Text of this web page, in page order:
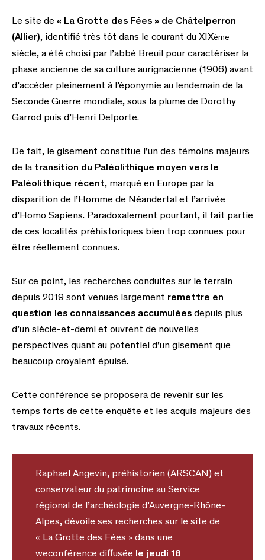
Le site de « La Grotte des Fées » de Châtelperron
(Allier), identifié très tôt dans le courant du XIXème
siècle, a été choisi par l’abbé Breuil pour caractériser la
phase ancienne de sa culture aurignacienne (1906) avant
d’accéder pleinement à l’éponymie au lendemain de la
Seconde Guerre mondiale, sous la plume de Dorothy
Garrod puis d’Henri Delporte.
De fait, le gisement constitue l’un des témoins majeurs
de la transition du Paléolithique moyen vers le
Paléolithique récent, marqué en Europe par la
disparition de l’Homme de Néandertal et l’arrivée
d’Homo Sapiens. Paradoxalement pourtant, il fait partie
de ces localités préhistoriques bien trop connues pour
être réellement connues.
Sur ce point, les recherches conduites sur le terrain
depuis 2019 sont venues largement remettre en
question les connaissances accumulées depuis plus
d’un siècle-et-demi et ouvrent de nouvelles
perspectives quant au potentiel d’un gisement que
beaucoup croyaient épuisé.
Cette conférence se proposera de revenir sur les
temps forts de cette enquête et les acquis majeurs des
travaux récents.
Raphaël Angevin, préhistorien (ARSCAN) et
conservateur du patrimoine au Service
régional de l’archéologie d’Auvergne-Rhône-
Alpes, dévoile ses recherches sur le site de
« La Grotte des Fées » dans une
weconférence diffusée le jeudi 18